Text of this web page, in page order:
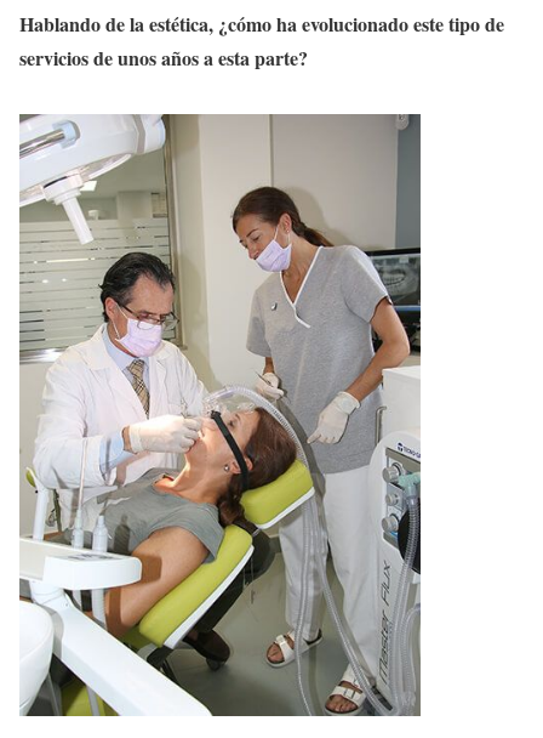
Hablando de la estética, ¿cómo ha evolucionado este tipo de
servicios de unos años a esta parte?